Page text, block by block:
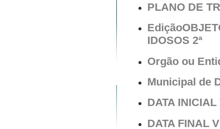
PLANO DE
IDOSOS 2ª
Orgão ou
Municipal de
DATA
DATA FINAL